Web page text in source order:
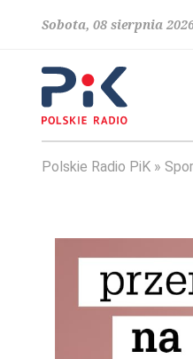
Sobota, 08 sierpnia
Polskie Radio PiK